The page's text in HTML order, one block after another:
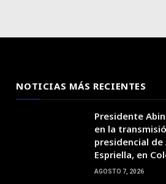
NOTICIAS MÁS RECIENTES
Presidente
en la
presidencial
Espriella, en
AGOSTO 7, 2026